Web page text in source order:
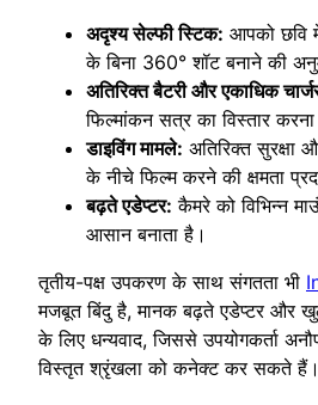
अदृश्य सेल्फी स्टिक: आपको छवि
के बिना 360° शॉट बनाने की
अतिरिक्त बैटरी और एकाधिक
फिल्मांकन सत्र का विस्तार
डाइविंग मामले: अतिरिक्त सुरक्षा
के नीचे फिल्म करने की क्षमता
बढ़ते एडेप्टर: कैमरे को विभिन्न
आसान बनाता है।
तृतीय-पक्ष उपकरण के साथ संगतता भी
मजबूत बिंदु है, मानक बढ़ते एडेप्टर और
के लिए धन्यवाद, जिससे उपयोगकर्ता
विस्तृत श्रृंखला को कनेक्ट कर सकते हैं।